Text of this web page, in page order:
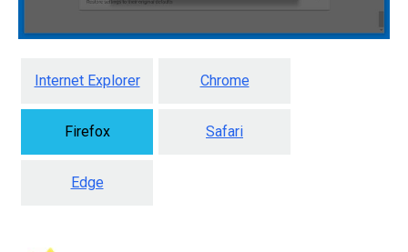
Internet Explorer Chrome
Firefox Safari
Edge